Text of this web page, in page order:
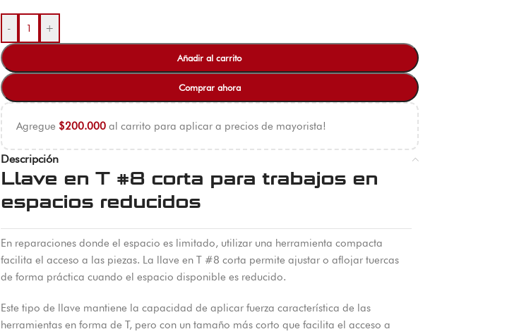
- +
Añadir al carrito
Comprar ahora
Agregue $200.000al carrito para aplicar a precios de mayorista!
Descripción
Llave en T #8 corta para trabajos en
espacios reducidos
En reparaciones donde el espacio es limitado, utilizar una herramienta compacta
facilita el acceso a las piezas. La llave en T #8 corta permite ajustar o aflojar tuercas
de forma práctica cuando el espacio disponible es reducido.
Este tipo de llave mantiene la capacidad de aplicar fuerza característica de las
herramientas en forma de T, pero con un tamaño más corto que facilita el acceso a